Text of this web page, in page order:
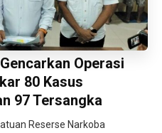
Operasi
80 Kasus
97 Tersangka
Reserse Narkoba